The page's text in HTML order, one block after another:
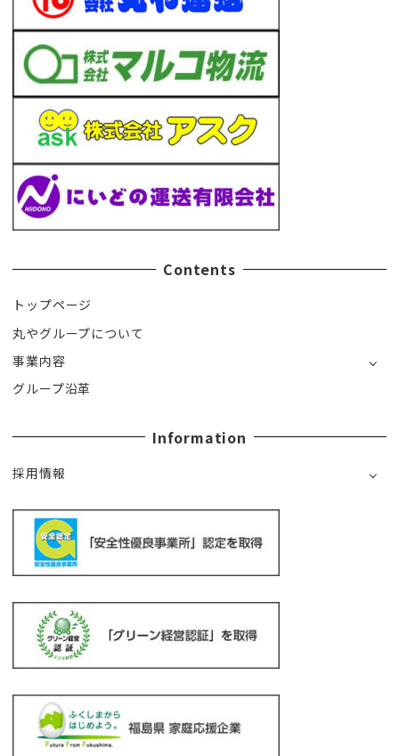
Contents
トップページ
丸やグループについて
事業内容
グループ沿革
Information
採用情報